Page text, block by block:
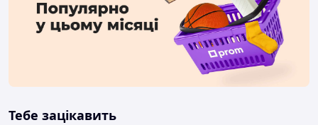
Тебе зацікавить